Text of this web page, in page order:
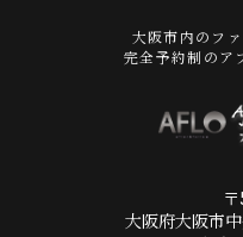
大阪市内のフ
完全予約制のア
大阪府大阪市